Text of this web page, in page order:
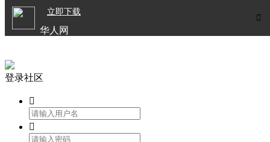

立即下载
华人网
登录社区

